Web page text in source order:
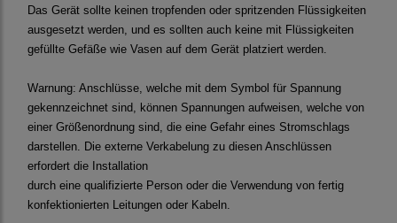
Das Gerät sollte keinen tropfenden oder spritzenden Flüssigkeiten
ausgesetzt werden, und es sollten auch keine mit Flüssigkeiten
gefüllte Gefäße wie Vasen auf dem Gerät platziert werden.
Warnung: Anschlüsse, welche mit dem Symbol für Spannung
gekennzeichnet sind, können Spannungen aufweisen, welche von
einer Größenordnung sind, die eine Gefahr eines Stromschlags
darstellen. Die externe Verkabelung zu diesen Anschlüssen
erfordert die Installation
durch eine qualifizierte Person oder die Verwendung von fertig
konfektionierten Leitungen oder Kabeln.